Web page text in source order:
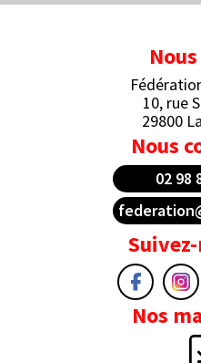
10, rue
29800
Nous
02 98
Nos